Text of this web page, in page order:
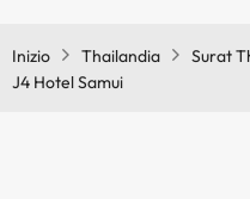
Inizio Thailandia Surat
J4 Hotel Samui